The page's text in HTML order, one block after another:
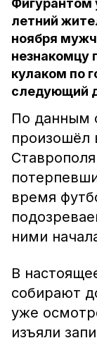
Фигурантом
летний
ноября
незнакомцу
кулаком по
следующий
По данным
произошёл
время
ними
В
собирают
уже
изъяли